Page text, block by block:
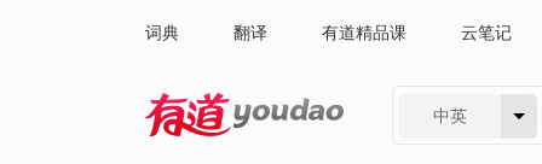
词典 翻译 有道精品课 云笔记
中英